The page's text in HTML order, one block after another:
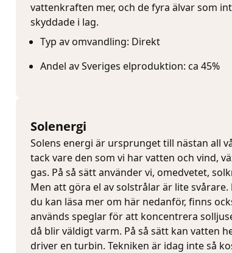
vattenkraften mer, och de fyra älvar som
skyddade i lag.
Typ av omvandling: Direkt
Andel av Sveriges elproduktion: ca 45%
Solenergi
Solens energi är ursprunget till nästan all
tack vare den som vi har vatten och vind,
gas. På så sätt använder vi, omedvetet,
Men att göra el av solstrålar är lite
du kan läsa mer om här nedanför, finns
används speglar för att koncentrera
då blir väldigt varm. På så sätt kan vatten
driver en turbin. Tekniken är idag inte så